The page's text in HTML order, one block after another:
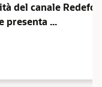
del canale
presenta ...